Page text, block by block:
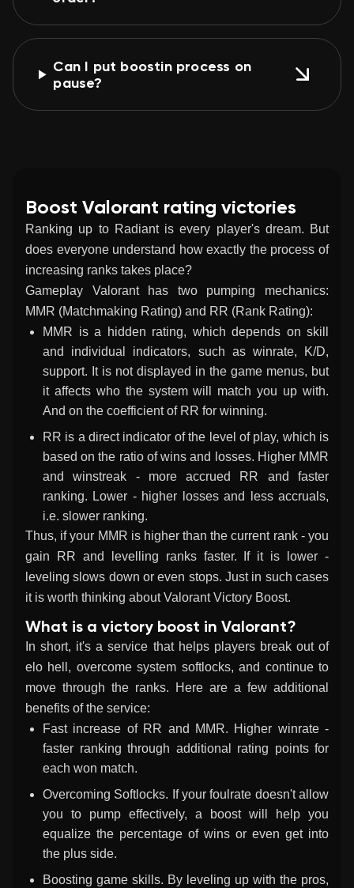
Can I put boostin process on
pause?
Boost Valorant rating victories
Ranking up to Radiant is every player's dream. But
does everyone understand how exactly the process of
increasing ranks takes place?
Gameplay Valorant has two pumping mechanics:
MMR (Matchmaking Rating) and RR (Rank Rating):
MMR is a hidden rating, which depends on skill
and individual indicators, such as winrate, K/D,
support. It is not displayed in the game menus, but
it affects who the system will match you up with.
And on the coefficient of RR for winning.
RR is a direct indicator of the level of play, which is
based on the ratio of wins and losses. Higher MMR
and winstreak - more accrued RR and faster
ranking. Lower - higher losses and less accruals,
i.e. slower ranking.
Thus, if your MMR is higher than the current rank - you
gain RR and levelling ranks faster. If it is lower -
leveling slows down or even stops. Just in such cases
it is worth thinking aboutValorant Victory Boost.
What is a victory boost in Valorant?
In short, it's a service that helps players break out of
elo hell, overcome system softlocks, and continue to
move through the ranks. Here are a few additional
benefits of the service:
Fast increase of RR and MMR. Higher winrate -
faster ranking through additional rating points for
each won match.
Overcoming Softlocks. If your foulrate doesn't allow
you to pump effectively, a boost will help you
equalize the percentage of wins or even get into
the plus side.
Boosting game skills. By leveling up with the pros,